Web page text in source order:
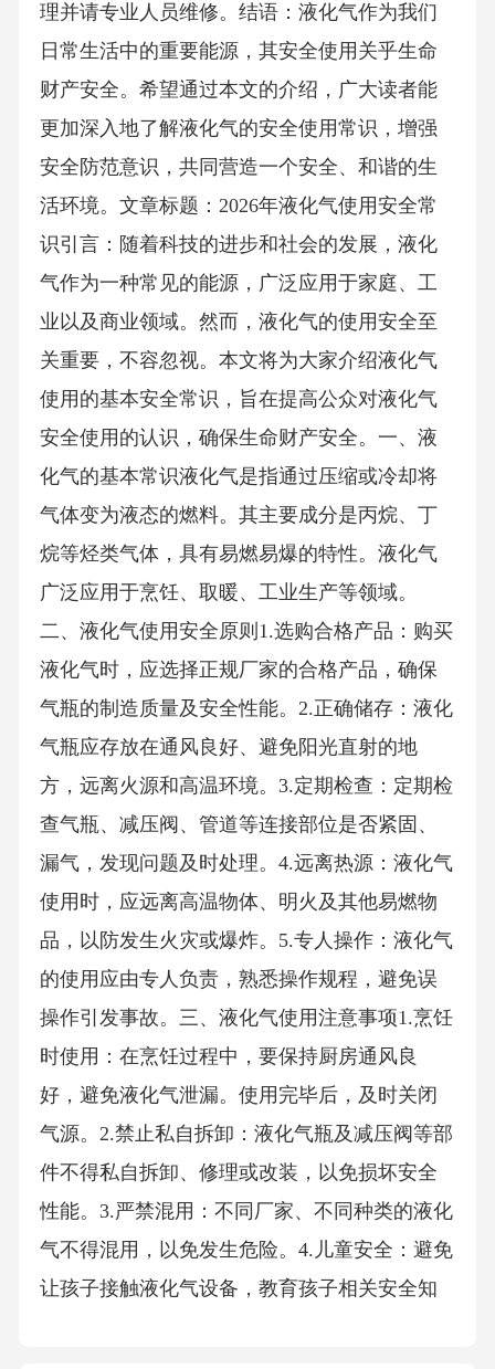
理并请专业人员维修。结语：液化气作为我们
日常生活中的重要能源，其安全使用关乎生命
财产安全。希望通过本文的介绍，广大读者能
更加深入地了解液化气的安全使用常识，增强
安全防范意识，共同营造一个安全、和谐的生
活环境。文章标题：2026年液化气使用安全常
识引言：随着科技的进步和社会的发展，液化
气作为一种常见的能源，广泛应用于家庭、工
业以及商业领域。然而，液化气的使用安全至
关重要，不容忽视。本文将为大家介绍液化气
使用的基本安全常识，旨在提高公众对液化气
安全使用的认识，确保生命财产安全。一、液
化气的基本常识液化气是指通过压缩或冷却将
气体变为液态的燃料。其主要成分是丙烷、丁
烷等烃类气体，具有易燃易爆的特性。液化气
广泛应用于烹饪、取暖、工业生产等领域。
二、液化气使用安全原则1.选购合格产品：购买
液化气时，应选择正规厂家的合格产品，确保
气瓶的制造质量及安全性能。2.正确储存：液化
气瓶应存放在通风良好、避免阳光直射的地
方，远离火源和高温环境。3.定期检查：定期检
查气瓶、减压阀、管道等连接部位是否紧固、
漏气，发现问题及时处理。4.远离热源：液化气
使用时，应远离高温物体、明火及其他易燃物
品，以防发生火灾或爆炸。5.专人操作：液化气
的使用应由专人负责，熟悉操作规程，避免误
操作引发事故。三、液化气使用注意事项1.烹饪
时使用：在烹饪过程中，要保持厨房通风良
好，避免液化气泄漏。使用完毕后，及时关闭
气源。2.禁止私自拆卸：液化气瓶及减压阀等部
件不得私自拆卸、修理或改装，以免损坏安全
性能。3.严禁混用：不同厂家、不同种类的液化
气不得混用，以免发生危险。4.儿童安全：避免
让孩子接触液化气设备，教育孩子相关安全知